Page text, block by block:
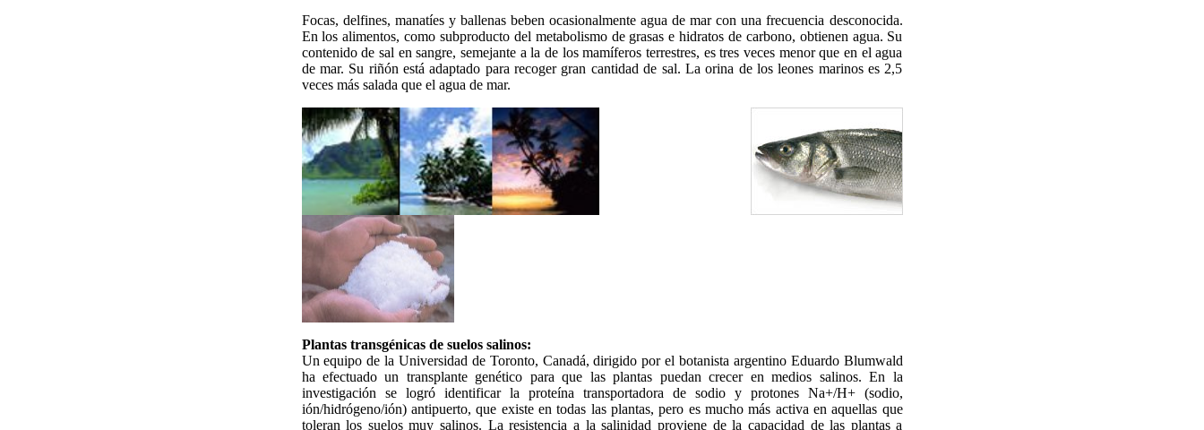
Focas, delfines, manatíes y ballenas beben ocasionalmente agua de mar con una frecuencia desconocida.
En los alimentos, como subproducto del metabolismo de grasas e hidratos de carbono, obtienen agua. Su
contenido de sal en sangre, semejante a la de los mamíferos terrestres, es tres veces menor que en el agua
de mar. Su riñón está adaptado para recoger gran cantidad de sal. La orina de los leones marinos es 2,5
veces más salada que el agua de mar.
Plantas transgénicas de suelos salinos:
Un equipo de la Universidad de Toronto, Canadá, dirigido por el botanista argentino Eduardo Blumwald
ha efectuado un transplante genético para que las plantas puedan crecer en medios salinos. En la
investigación se logró identificar la proteína transportadora de sodio y protones Na+/H+ (sodio,
ión/hidrógeno/ión) antipuerto, que existe en todas las plantas, pero es mucho más activa en aquellas que
toleran los suelos muy salinos. La resistencia a la salinidad proviene de la capacidad de las plantas a